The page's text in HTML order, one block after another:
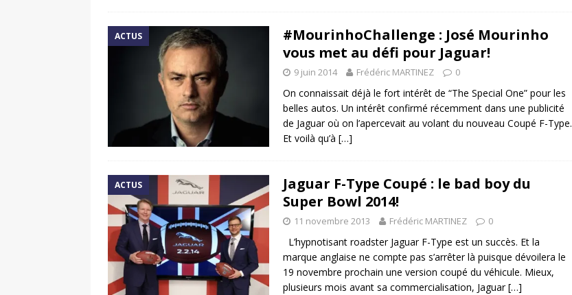
ACTUS
#MourinhoChallenge : José Mourinho
vous met au défi pour Jaguar!
9 juin 2014 Frédéric MARTINEZ 0
On connaissait déjà le fort intérêt de “The Special One” pour les
belles autos. Un intérêt confirmé récemment dans une publicité
de Jaguar où on l’apercevait au volant du nouveau Coupé F-Type.
Et voilà qu’à […]
ACTUS
Jaguar F-Type Coupé : le bad boy du
Super Bowl 2014!
11 novembre 2013 Frédéric MARTINEZ 0
L’hypnotisant roadster Jaguar F-Type est un succès. Et la
marque anglaise ne compte pas s’arrêter là puisque dévoilera le
19 novembre prochain une version coupé du véhicule. Mieux,
plusieurs mois avant sa commercialisation, Jaguar[…]